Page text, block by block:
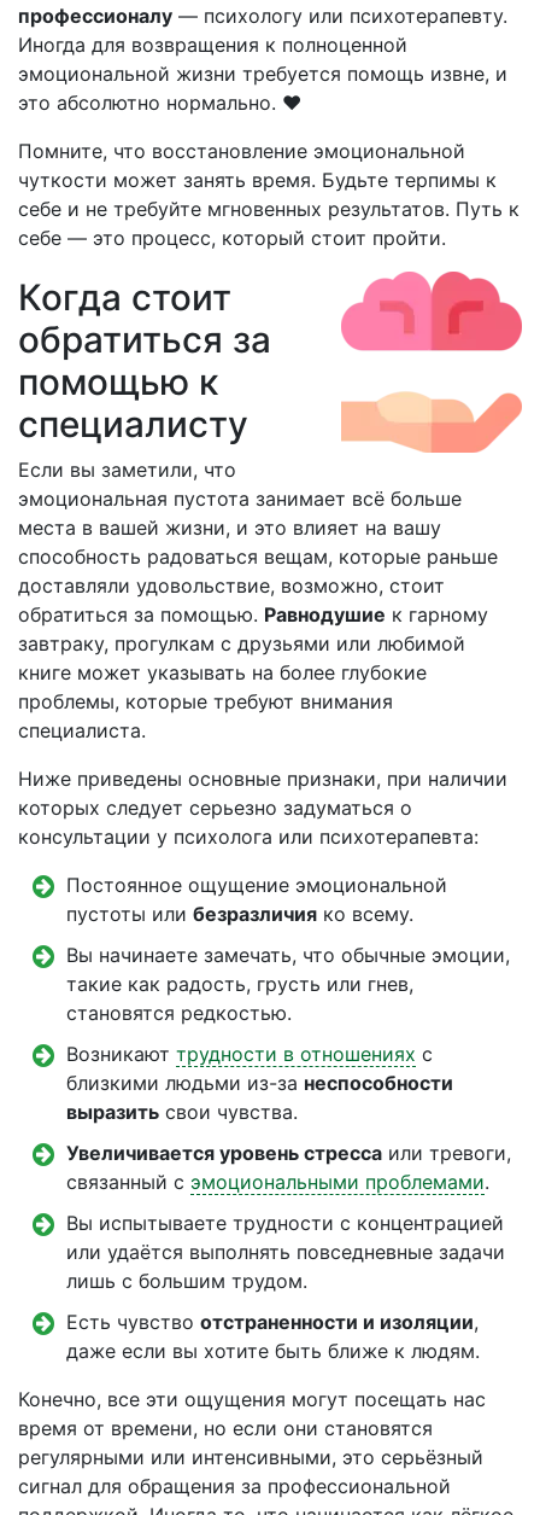
профессионалу — психологу или психотерапевту.
Иногда для возвращения к полноценной
эмоциональной жизни требуется помощь извне, и
это абсолютно нормально. ❤️
Помните, что восстановление эмоциональной
чуткости может занять время. Будьте терпимы к
себе и не требуйте мгновенных результатов. Путь к
себе — это процесс, который стоит пройти.
Когда стоит
обратиться за
помощью к
специалисту
Если вы заметили, что
эмоциональная пустота занимает всё больше
места в вашей жизни, и это влияет на вашу
способность радоваться вещам, которые раньше
доставляли удовольствие, возможно, стоит
обратиться за помощью. Равнодушие к гарному
завтраку, прогулкам с друзьями или любимой
книге может указывать на более глубокие
проблемы, которые требуют внимания
специалиста.
Ниже приведены основные признаки, при наличии
которых следует серьезно задуматься о
консультации у психолога или психотерапевта:
Постоянное ощущение эмоциональной
пустоты или безразличия ко всему.
Вы начинаете замечать, что обычные эмоции,
такие как радость, грусть или гнев,
становятся редкостью.
Возникают трудности в отношениях с
близкими людьми из-за неспособности
выразить свои чувства.
Увеличивается уровень стресса или тревоги,
связанный с эмоциональными проблемами.
Вы испытываете трудности с концентрацией
или удаётся выполнять повседневные задачи
лишь с большим трудом.
Есть чувство отстраненности и изоляции,
даже если вы хотите быть ближе к людям.
Конечно, все эти ощущения могут посещать нас
время от времени, но если они становятся
регулярными или интенсивными, это серьёзный
сигнал для обращения за профессиональной